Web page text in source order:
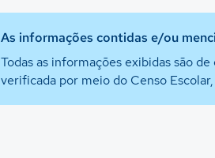
As informações contidas e/ou
Todas as informações exibidas são
verificada por meio do Censo